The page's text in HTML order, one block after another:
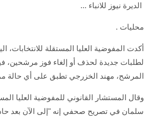
الديرة نيوز للانباء ...
محليات .
أكدت المفوضية العليا المستقلة للانتخابات،
لطلبات جديدة لحذف أو إلغاء فوز مرشحين،
المرشح، مهند الخزرجي تطبق على أي حالة
وقال المستشار القانوني للمفوضية العليا
سلمان في تصريح صحفي إنه "إلى الآن بعد